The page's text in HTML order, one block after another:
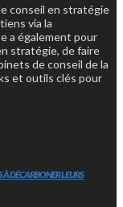
conseil en stratégie
via la
a également pour
stratégie, de faire
de conseil de la
et outils clés pour
À DÉCARBONER LEURS